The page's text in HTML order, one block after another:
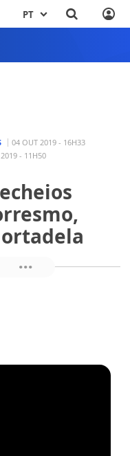
PT
04 OUT 2019 - 16H33
- 11H50